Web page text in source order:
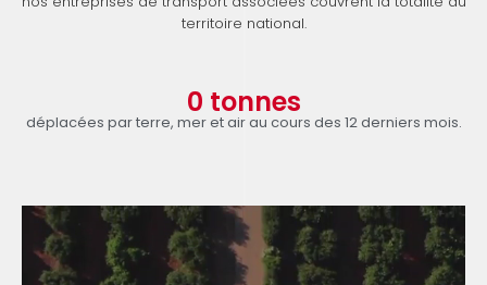
territoire national.
déplacées par terre, mer et air au cours des 12 derniers mois.
0 tonnes